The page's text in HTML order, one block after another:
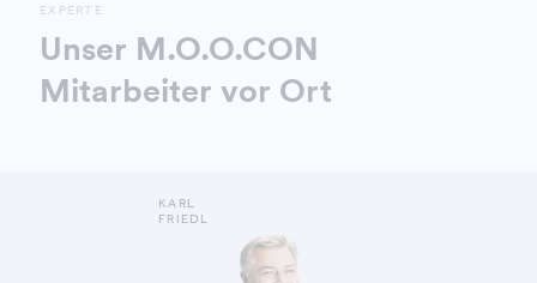
EXPERTE
Unser M.O.O.CON
Mitarbeiter vor Ort
KARL
FRIEDL